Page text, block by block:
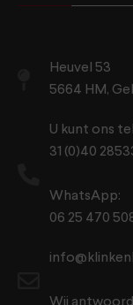
Heuvel 53
5664 HM,
U kunt ons
31 (0)40
WhatsApp:
06 25 470